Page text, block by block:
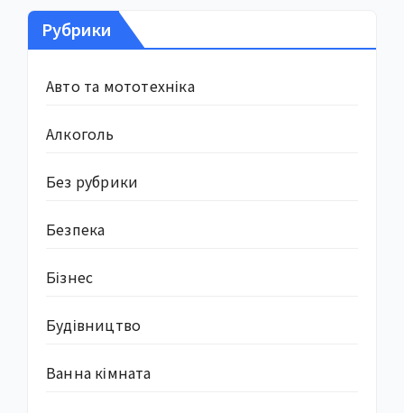
Рубрики
Авто та мототехніка
Алкоголь
Без рубрики
Безпека
Бізнес
Будівництво
Ванна кімната